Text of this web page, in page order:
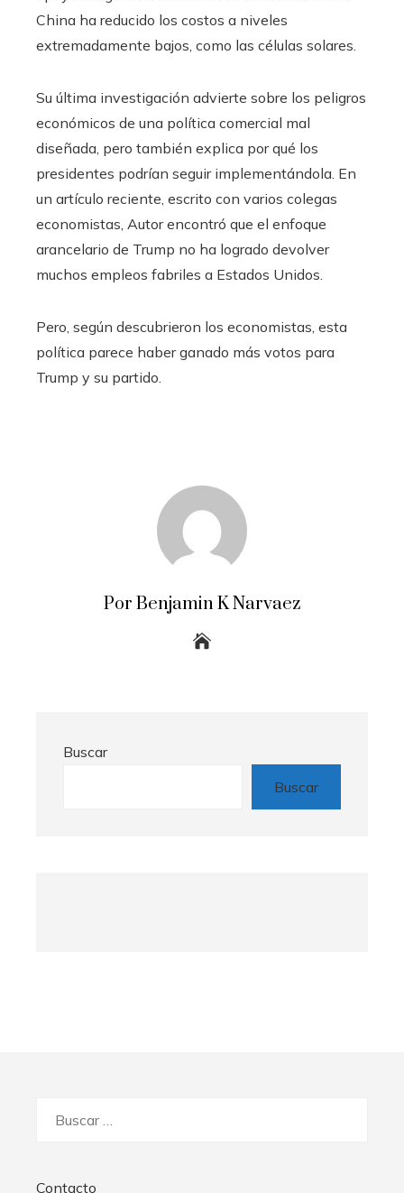
China ha reducido los costos a niveles
extremadamente bajos, como las células solares.
Su última investigación advierte sobre los peligros
económicos de una política comercial mal
diseñada, pero también explica por qué los
presidentes podrían seguir implementándola. En
un artículo reciente, escrito con varios colegas
economistas, Autor encontró que el enfoque
arancelario de Trump no ha logrado devolver
muchos empleos fabriles a Estados Unidos.
Pero, según descubrieron los economistas, esta
política parece haber ganado más votos para
Trump y su partido.
Por Benjamin K Narvaez
Buscar
Buscar
Contacto